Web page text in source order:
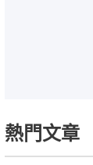
熱門文章